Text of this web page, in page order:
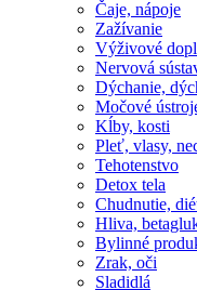
Čaje, nápoje
Zažívanie
Výživové
Nervová
Dýchanie,
Močové
Kĺby, kosti
Pleť, vlasy,
Tehotenstvo
Detox tela
Chudnutie,
Hliva,
Bylinné
Zrak, oči
Sladidlá